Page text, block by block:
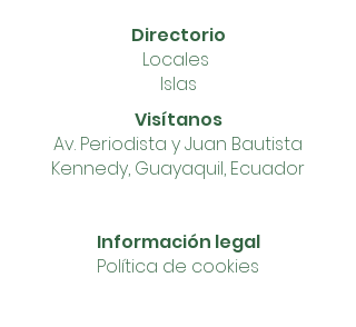
Directorio
Locales
Islas
Visítanos
Av. Periodista y Juan Bautista
Kennedy, Guayaquil, Ecuador
Información legal
Política de cookies